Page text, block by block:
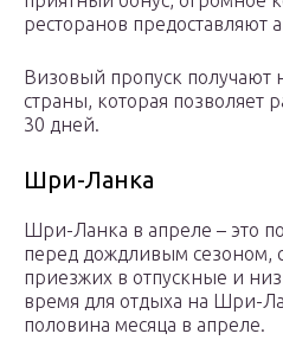
ресторанов
Визовый пропуск получают
страны, которая позволяет
30 дней.
Шри-Ланка
Шри-Ланка в апреле – это
перед дождливым сезоном,
приезжих в отпускные и
время для отдыха на Шри-
половина месяца в апреле.